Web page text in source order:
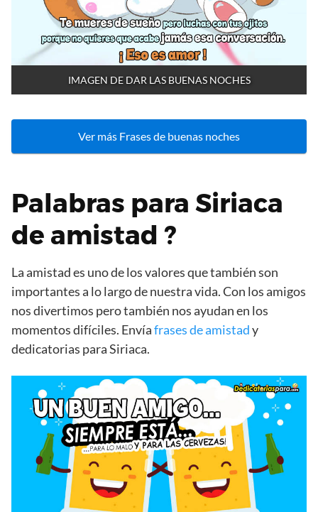
IMAGEN DE DAR LAS BUENAS NOCHES
Ver más Frases de buenas noches
Palabras para Siriaca
de amistad ?
La amistad es uno de los valores que también son
importantes a lo largo de nuestra vida. Con los amigos
nos divertimos pero también nos ayudan en los
momentos difíciles. Envíafrases de amistady
dedicatorias para Siriaca.